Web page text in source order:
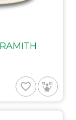
favorite_border